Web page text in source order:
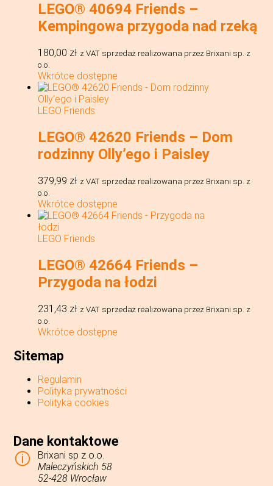
LEGO® 40694 Friends –
Kempingowa przygoda nad rzeką
180,00 zł z VAT sprzedaż realizowana przez Brixani sp. z
o.o.
Wkrótce dostępne
LEGO Friends
LEGO® 42620 Friends – Dom
rodzinny Olly’ego i Paisley
379,99 zł z VAT sprzedaż realizowana przez Brixani sp. z
o.o.
Wkrótce dostępne
LEGO Friends
LEGO® 42664 Friends –
Przygoda na łodzi
231,43 zł z VAT sprzedaż realizowana przez Brixani sp. z
o.o.
Wkrótce dostępne
Sitemap
Regulamin
Polityka prywatności
Polityka cookies
Dane kontaktowe
Brixani sp z o.o.
Maleczyńskich 58
52-428 Wrocław